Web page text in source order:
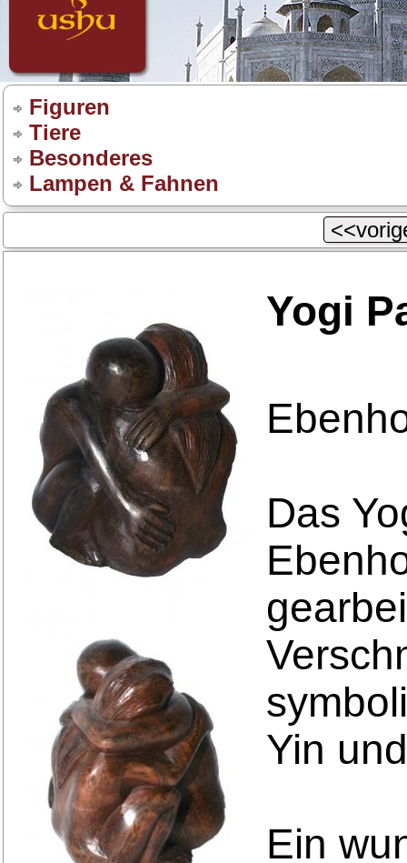
Figuren
Tiere
Besonderes
Lampen & Fahnen
Yogi
Das
Yin
Ein